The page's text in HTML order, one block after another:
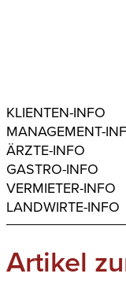
KLIENTEN-INFO
MANAGEMENT-
ÄRZTE-INFO
GASTRO-INFO
VERMIETER-INFO
LANDWIRTE-INFO
Artikel